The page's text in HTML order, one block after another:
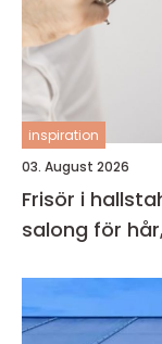
inspiration
03. August 2026
Frisör i hallstahammar
salong för